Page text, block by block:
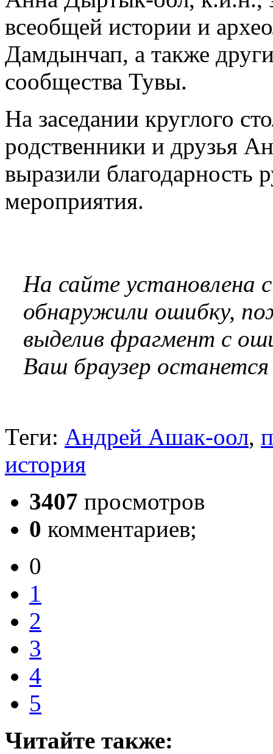
всеобщей истории и
Дамдынчап, а также
сообщества Тувы.
На заседании круглого
родственники и друзья
выразили благодарность
мероприятия.
На сайте установлена
обнаружили ошибку,
выделив фрагмент с
Ваш браузер
Теги: Андрей Ашак-оол,
история
3407 просмотров
0 комментариев;
0
1
2
3
4
5
Читайте также: